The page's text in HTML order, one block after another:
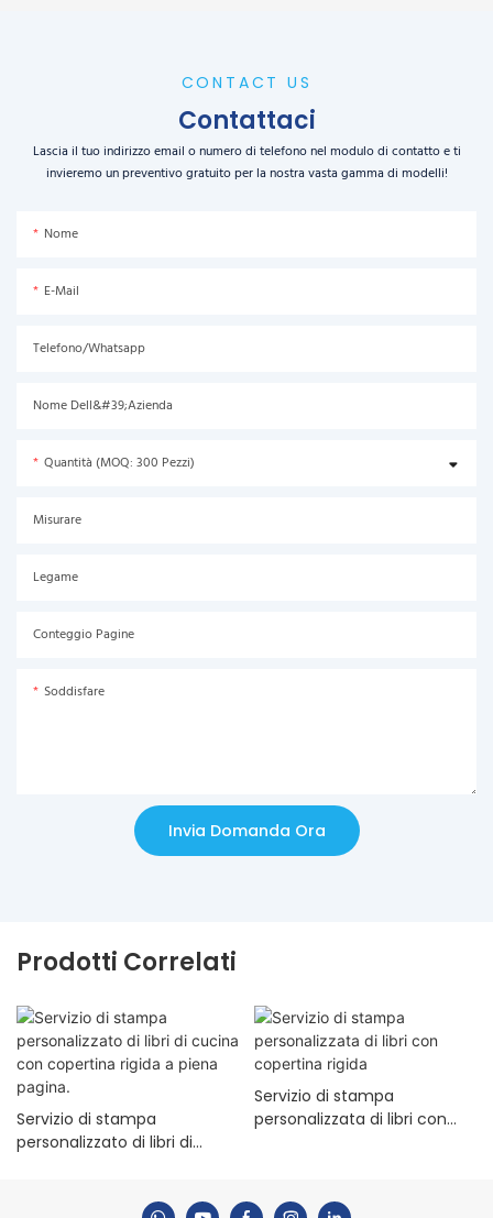
CONTACT US
Contattaci
Lascia il tuo indirizzo email o numero di telefono nel modulo di contatto e ti
invieremo un preventivo gratuito per la nostra vasta gamma di modelli!
Nome
E-Mail
Telefono/Whatsapp
Nome Dell&#39;azienda
Quantità (MOQ: 300 Pezzi)
Misurare
Legame
Conteggio Pagine
Soddisfare
Invia Domanda Ora
Prodotti Correlati
Servizio di stampa
personalizzato di libri di
Servizio di stampa
personalizzata di libri con